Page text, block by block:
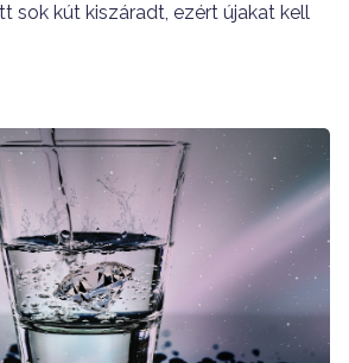
sok kút kiszáradt, ezért újakat kell